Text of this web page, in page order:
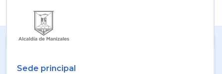
Sede principal